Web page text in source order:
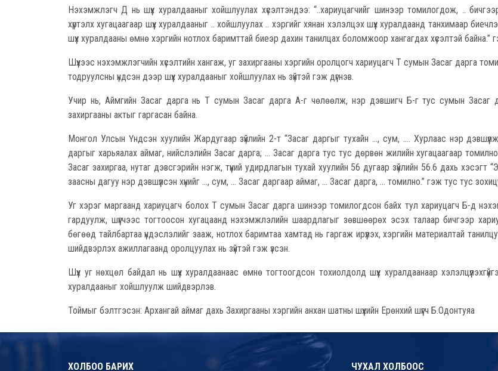
Нэхэмжлэгч Д нь шүүх хуралдааныг хойшлуулах хүсэлтэндээ: “..хариуцагчийг шинээр томилогдож, ..
хүртэлх хугацаагаар шүүх хуралдааныг .. хойшлуулах .. хэргийг хянан хэлэлцэх шүүх хуралдаанд танхимаар
шүүх хуралдааны өмнө хэргийн нотлох баримттай биеэр дахин танилцах боломжоор хангагдах хүсэлтэй байна.”
Шүүхээс нэхэмжлэгчийн хүсэлтийн хангаж, уг захиргааны хэргийн оролцогч хариуцагч Т сумын Засаг дарга
тодруулсны үндсэн дээр шүүх хуралдааныг хойшлуулах нь зүйтэй гэж дүгнэв.
Учир нь, Аймгийн Засаг дарга нь Т сумын Засаг дарга А-г чөлөөлж, нэр дэвшигч Б-г тус сумын Засаг
захиргааны актыг гаргасан байна.
Монгол Улсын Үндсэн хуулийн Жардугаар зүйлийн 2-т “Засаг даргыг тухайн ..., сум, .... Хурлаас нэр
даргыг харьяалах аймаг, нийслэлийн Засаг дарга; ... Засаг дарга тус тус дөрвөн жилийн хугацаагаар
Засаг захиргаа, нутаг дэвсгэрийн нэгж, түүний удирдлагын тухай хуулийн 56 дугаар зүйлийн 56.6 дахь хэсэгт
заасны дагуу нэр дэвшүүлсэн хүнийг ..., сум, ... Засаг даргаар аймаг, ... Засаг дарга, ... томилно.” гэж тус тус
Уг хэрэг маргаанд хариуцагч болох Т сумын Засаг дарга шинээр томилогдсон байх тул хариуцагч Б-д
гардуулж, шүүгчээс тогтоосон хугацаанд нэхэмжлэлийн шаардлагыг зөвшөөрөх эсэх талаар бичгээр
бөгөөд тайлбартаа үндэслэлийг зааж, нотлох баримтаа хамтад нь гаргаж ирүүлэх, хэргийн материалтай
шийдвэрлэх ажиллагаанд оролцуулах нь зүйтэй гэж үзсэн.
Шүүх уг нөхцөл байдал нь шүүх хуралдаанаас өмнө тогтоогдсон тохиолдолд шүүх хуралдаанаар
хуралдааныг хойшлуулж шийдвэрлэв.
Тоймыг бэлтгэсэн: Архангай аймаг дахь Захиргааны хэргийн анхан шатны шүүхийн Ерөнхий шүүгч Б.Одонтуяа
ХОЛБОО БАРИХ ЧУХАЛ ХОЛБООС